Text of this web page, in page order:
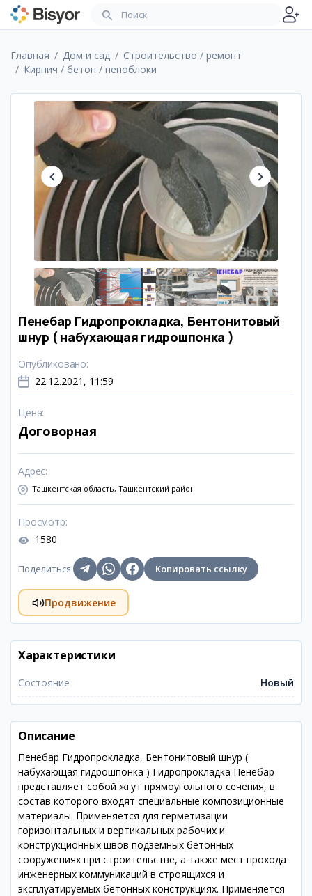
Главная Дом и сад
Строительство / ремонт
Кирпич / бетон / пеноблоки
Пенебар Гидропрокладка, Бентонитовый
шнур ( набухающая гидрошпонка )
Опубликовано:
22.12.2021, 11:59
Цена:
Договорная
Адрес:
Ташкентская область, Ташкентский район
Просмотр:
1580
Поделиться: Копировать ссылку
Продвижение
Характеристики
Состояние Новый
Описание
Пенебар Гидропрокладка, Бентонитовый шнур (
набухающая гидрошпонка ) Гидропрокладка Пенебар
представляет собой жгут прямоугольного сечения, в
состав которого входят специальные композиционные
материалы. Применяется для герметизации
горизонтальных и вертикальных рабочих и
конструкционных швов подземных бетонных
сооружениях при строительстве, а также мест прохода
инженерных коммуникаций в строящихся и
эксплуатируемых бетонных конструкциях. Применяется